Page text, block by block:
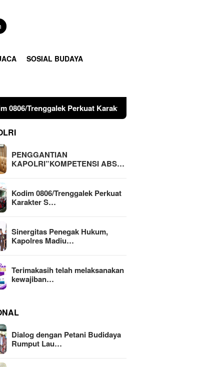
SOSIAL BUDAYA
Karakter Siswa Lewat Outing Class
PENGGANTIAN
KAPOLRI”KOMPETENSI ABS…
Kodim 0806/Trenggalek Perkuat
Karakter S…
Sinergitas Penegak Hukum,
Kapolres Madiu…
Terimakasih telah melaksanakan
kewajiban…
Dialog dengan Petani Budidaya
Rumput Lau…